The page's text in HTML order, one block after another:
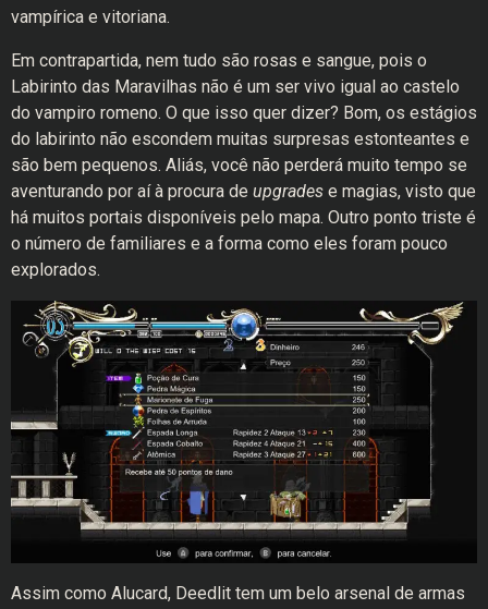
vampírica e vitoriana.
Em contrapartida, nem tudo são rosas e sangue, pois o
Labirinto das Maravilhas não é um ser vivo igual ao castelo
do vampiro romeno. O que isso quer dizer? Bom, os estágios
do labirinto não escondem muitas surpresas estonteantes e
são bem pequenos. Aliás, você não perderá muito tempo se
aventurando por aí à procura de upgrades e magias, visto que
há muitos portais disponíveis pelo mapa. Outro ponto triste é
o número de familiares e a forma como eles foram pouco
explorados.
Assim como Alucard, Deedlit tem um belo arsenal de armas